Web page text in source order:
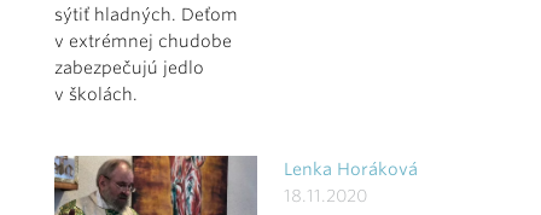
sýtiť hladných. Deťom
v extrémnej chudobe
zabezpečujú jedlo
v školách.
Lenka Horáková
18.11.2020